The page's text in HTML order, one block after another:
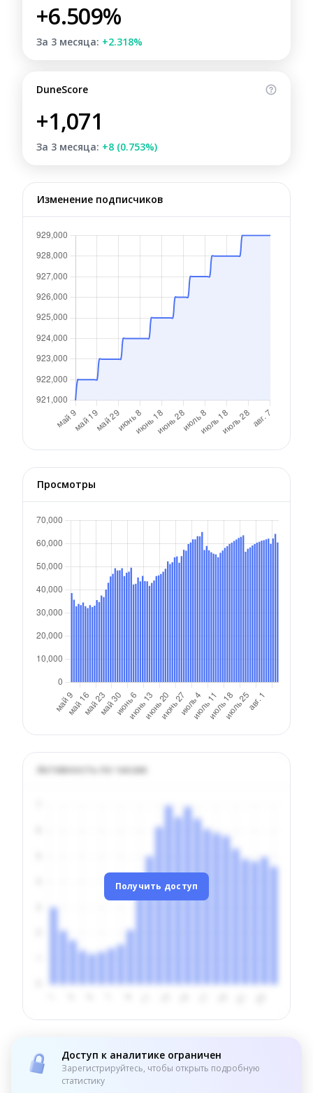
+6.509%
За 3 месяца: +2.318%
DuneScore
+1,071
За 3 месяца: +8 (0.753%)
Изменение подписчиков
Просмотры
Активность по часам
Получить доступ
Доступ к аналитике ограничен
Зарегистрируйтесь, чтобы открыть подробную
статистику